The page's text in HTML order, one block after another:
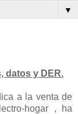
▼
datos y DER.
a la venta de
hogar , ha